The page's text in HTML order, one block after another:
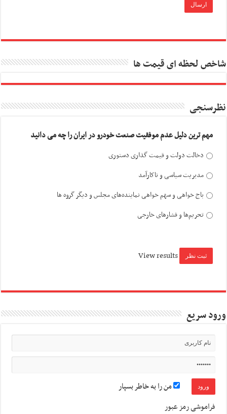
شاخص لحظه ای قیمت ها
نظرسنجی
مهم ترین دلیل عدم موفقیت صنعت خودرو در ایران را چه می دانید
دخالت دولت و قیمت گذاری دستوری
مدیریت سیاسی و ناکارآمد
باج خواهی و سهم خواهی نماینده‌های مجلس و دیگر گروه ها
تحریم‌ها و فشارهای خارجی
View results
ورود سریع
من را به خاطر بسپار
فراموشی رمز عبور